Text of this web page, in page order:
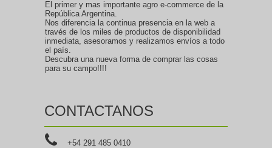
El primer y mas importante agro e-commerce de la
República Argentina.
Nos diferencia la continua presencia en la web a
través de los miles de productos de disponibilidad
inmediata, asesoramos y realizamos envíos a todo
el país.
Descubra una nueva forma de comprar las cosas
para su campo!!!!
CONTACTANOS
+54 291 485 0410